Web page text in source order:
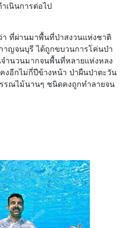
เนินการต่อไป
า ที่ผ่านมาพื้นที่ป่าสงวนแห่งชาติ
าญจนบุรี ได้ถูกขบวนการโค่นป่า
จำนวนมากจนพื้นที่หลายแห่งหลง
งอีกไม่กี่ปีข้างหน้า ป่าผืนป่าตะวัน
รณไม้นานๆ ชนิดคงถูกทำลายจน